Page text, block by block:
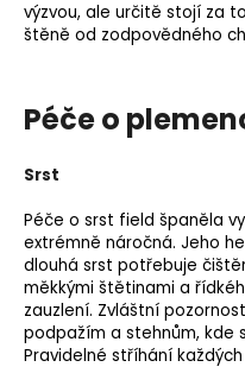
výzvou, ale určitě stojí za
štěně od zodpovědného
Péče o
Srst
Péče o srst field španěla
extrémně náročná. Jeho
dlouhá srst potřebuje
měkkými štětinami a
zauzlení. Zvláštní
podpažím a stehnům, kde
Pravidelné stříhání